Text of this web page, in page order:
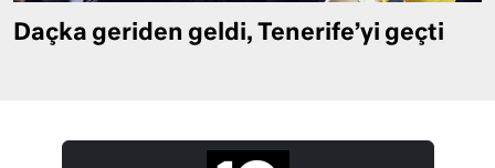
Daçka geriden geldi, Tenerife’yi geçti